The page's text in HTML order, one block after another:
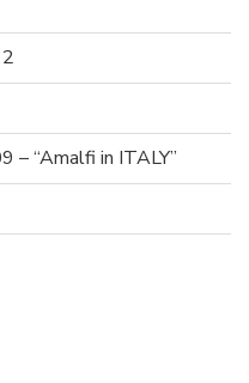
– “Amalfi in ITALY”